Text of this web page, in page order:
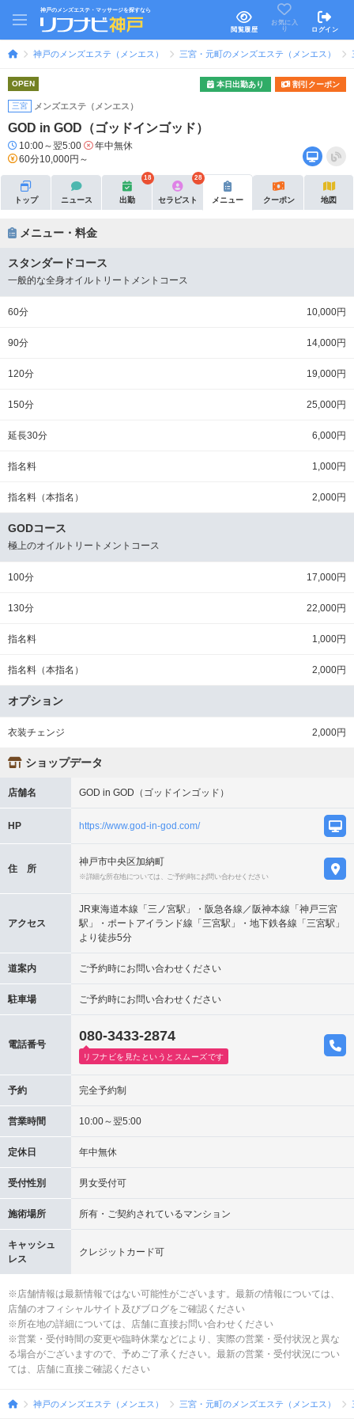
神戸のメンズエステ・マッサージを探すなら
閲覧履歴
お気に入
り
ログイン
神戸のメンズエステ（メンエス） 三宮・元町のメンズエステ（メンエス）
OPEN 本日出勤あり 割引クーポン
三宮 メンズエステ（メンエス）
GOD in GOD（ゴッドインゴッド）
10:00～翌5:00
年中無休
60分10,000円～
トップ ニュース 出勤
18
セラピスト
28
メニュー クーポン 地図
メニュー・料金
スタンダードコース
一般的な全身オイルトリートメントコース
60分 10,000円
90分 14,000円
120分 19,000円
150分 25,000円
延長30分 6,000円
指名料 1,000円
指名料（本指名） 2,000円
GODコース
極上のオイルトリートメントコース
100分 17,000円
130分 22,000円
指名料 1,000円
指名料（本指名） 2,000円
オプション
衣装チェンジ 2,000円
ショップデータ
店舗名 GOD in GOD（ゴッドインゴッド）
HP https://www.god-in-god.com/
住 所
神戸市中央区加納町
※詳細な所在地については、ご予約時にお問い合わせください
アクセス
JR東海道本線「三ノ宮駅」・阪急各線／阪神本線「神戸三宮
駅」・ポートアイランド線「三宮駅」・地下鉄各線「三宮駅」
より徒歩5分
道案内 ご予約時にお問い合わせください
駐車場 ご予約時にお問い合わせください
電話番号
080-3433-2874
リフナビを見たというとスムーズです
予約 完全予約制
営業時間 10:00～翌5:00
定休日 年中無休
受付性別 男女受付可
施術場所 所有・ご契約されているマンション
キャッシュ
レス
クレジットカード可
※店舗情報は最新情報ではない可能性がございます。最新の情報については、
店舗のオフィシャルサイト及びブログをご確認ください
※所在地の詳細については、店舗に直接お問い合わせください
※営業・受付時間の変更や臨時休業などにより、実際の営業・受付状況と異な
る場合がございますので、予めご了承ください。最新の営業・受付状況につい
ては、店舗に直接ご確認ください
神戸のメンズエステ（メンエス） 三宮・元町のメンズエステ（メンエス）